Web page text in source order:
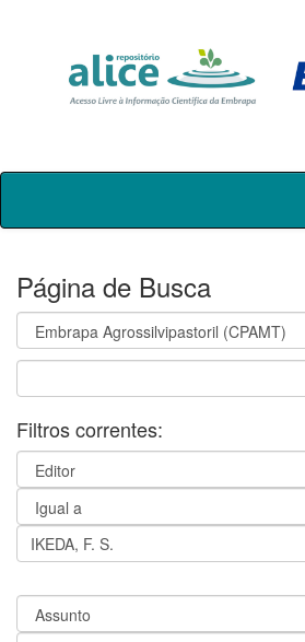
Skip
Página de Busca
Filtros correntes: